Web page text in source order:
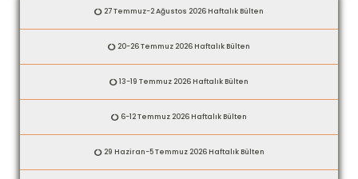
27 Temmuz-2 Ağustos 2026 Haftalık Bülten
20-26 Temmuz 2026 Haftalık Bülten
13-19 Temmuz 2026 Haftalık Bülten
6-12 Temmuz 2026 Haftalık Bülten
29 Haziran-5 Temmuz 2026 Haftalık Bülten